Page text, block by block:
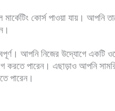
মার্কেটিং কোর্স পাওয়া যায়। আপনি
আপনি নিজের উদ্যোগে একটি
করতে পারেন। এছাড়াও আপনি
পারেন।